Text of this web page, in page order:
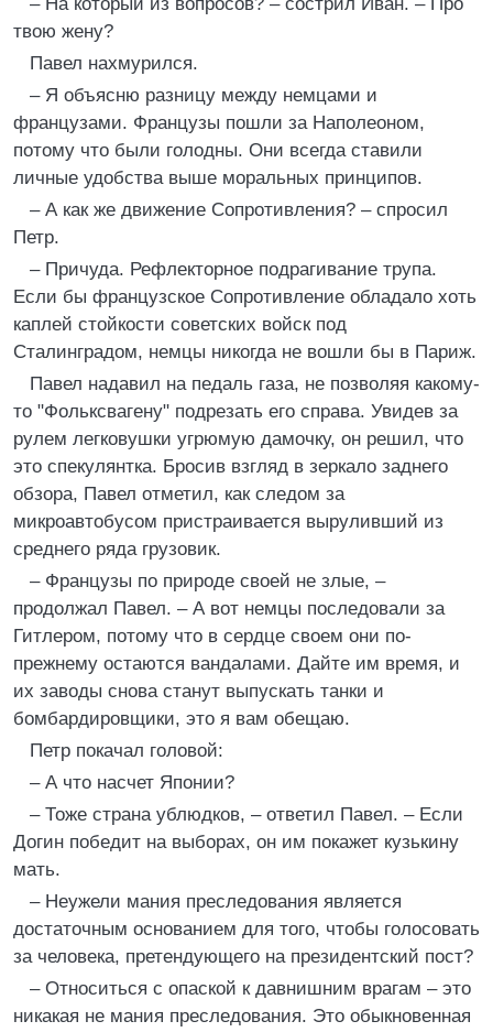
твою жену?
Павел нахмурился.
– Я объясню разницу между немцами и
французами. Французы пошли за Наполеоном,
потому что были голодны. Они всегда ставили
личные удобства выше моральных принципов.
– А как же движение Сопротивления? – спросил
Петр.
– Причуда. Рефлекторное подрагивание трупа.
Если бы французское Сопротивление обладало хоть
каплей стойкости советских войск под
Сталинградом, немцы никогда не вошли бы в Париж.
Павел надавил на педаль газа, не позволяя какому-
то "Фольксвагену" подрезать его справа. Увидев за
рулем легковушки угрюмую дамочку, он решил, что
это спекулянтка. Бросив взгляд в зеркало заднего
обзора, Павел отметил, как следом за
микроавтобусом пристраивается выруливший из
среднего ряда грузовик.
– Французы по природе своей не злые, –
продолжал Павел. – А вот немцы последовали за
Гитлером, потому что в сердце своем они по-
прежнему остаются вандалами. Дайте им время, и
их заводы снова станут выпускать танки и
бомбардировщики, это я вам обещаю.
Петр покачал головой:
– А что насчет Японии?
– Тоже страна ублюдков, – ответил Павел. – Если
Догин победит на выборах, он им покажет кузькину
мать.
– Неужели мания преследования является
достаточным основанием для того, чтобы голосовать
за человека, претендующего на президентский пост?
– Относиться с опаской к давнишним врагам – это
никакая не мания преследования. Это обыкновенная